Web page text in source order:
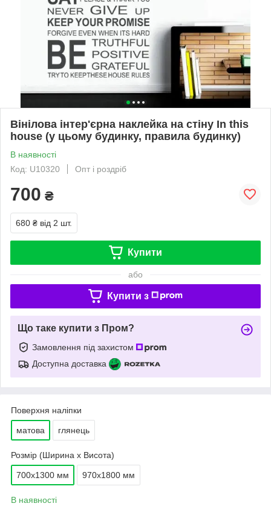
Вінілова інтер'єрна наклейка на стіну In this
house (у цьому будинку, правила будинку)
В наявності
Код: U10320
Опт і роздріб
700 ₴
680 ₴ від 2 шт.
Купити
або
Купити з
Що таке купити з Пром?
Замовлення під захистом
Доступна доставка
Поверхня наліпки
матова глянець
Розмір (Ширина х Висота)
700х1300 мм 970х1800 мм
В наявності